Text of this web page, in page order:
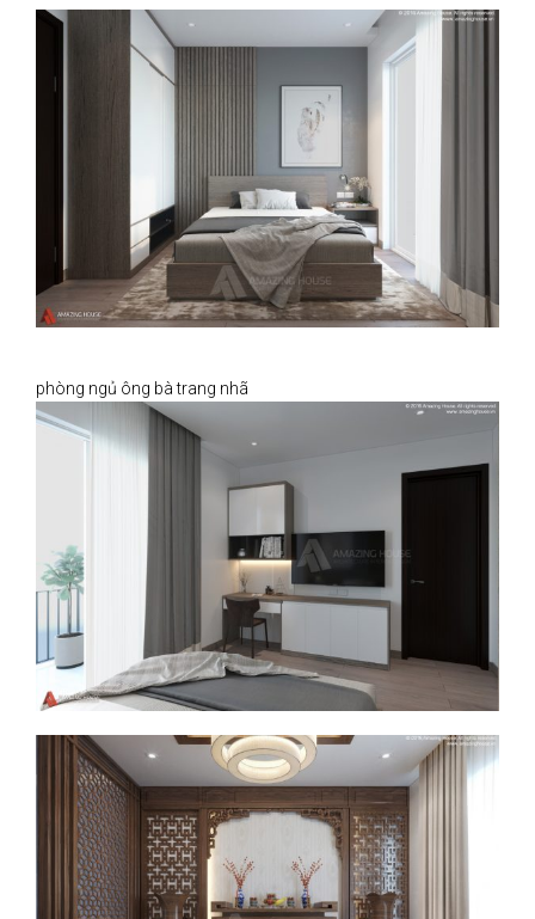
phòng ngủ ông bà trang nhã